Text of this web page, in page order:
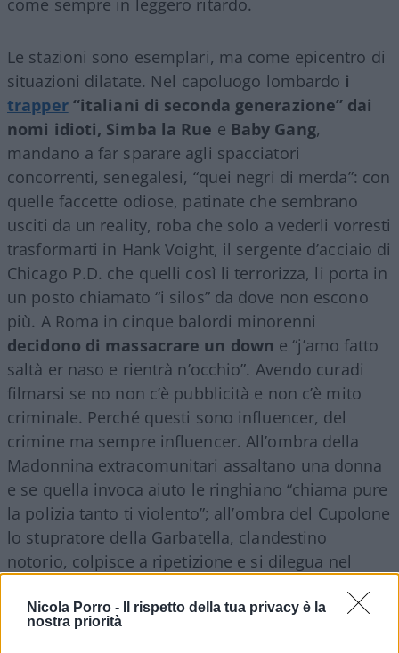
Nicola Porro -
Il rispetto della tua privacy è la
nostra priorità
come sempre in leggero ritardo.
Le stazioni sono esemplari, ma come epicentro di
situazioni dilatate. Nel capoluogo lombardo i
trapper“italiani di seconda generazione” dai
nomi idioti, Simba la Rue e Baby Gang,
mandano a far sparare agli spacciatori
concorrenti, senegalesi, “quei negri di merda”: con
quelle faccette odiose, patinate che sembrano
usciti da un reality, roba che solo a vederli vorresti
trasformarti in Hank Voight, il sergente d’acciaio di
Chicago P.D. che quelli così li terrorizza, li porta in
un posto chiamato “i silos” da dove non escono
più. A Roma in cinque balordi minorenni
decidono di massacrare un down e “j’amo fatto
saltà er naso e rientrà n’occhio”. Avendo curadi
filmarsi se no non c’è pubblicità e non c’è mito
criminale. Perché questi sono influencer, del
crimine ma sempre influencer. All’ombra della
Madonnina extracomunitari assaltano una donna
e se quella invoca aiuto le ringhiano “chiama pure
la polizia tanto ti violento”; all’ombra del Cupolone
lo stupratore della Garbatella, clandestino
notorio, colpisce a ripetizione e si dilegua nel